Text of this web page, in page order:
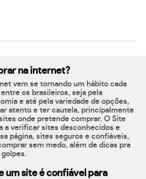
na internet?
vem se tornando um hábito cada
os brasileiros, seja pela
e até pela variedade de opções,
atento e ter cautela, principalmente
onde pretende comprar. O Site
a verificar sites desconhecidos e
página, sites seguros e confiáveis,
sem medo, além de dicas pra
um site é confiável para